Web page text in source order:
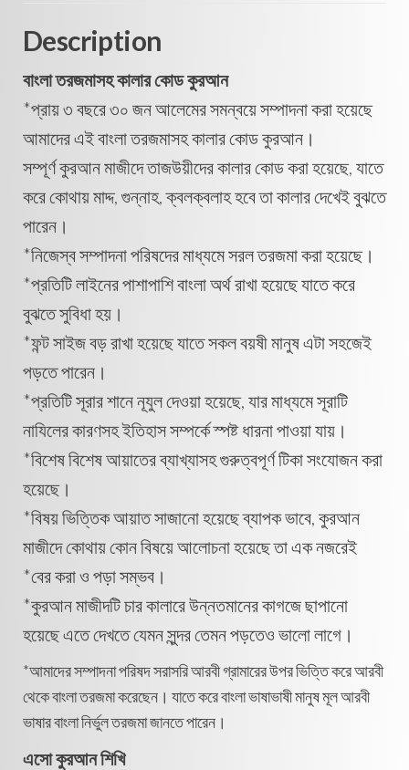
Description
বাংলা তরজমাসহ কালার কোড কুরআন
*প্রায় ৩ বছরে ৩০ জন আলেমের সমন্বয়ে সম্পাদনা করা হয়েছে
আমাদের এই বাংলা তরজমাসহ কালার কোড কুরআন।
সম্পূর্ণ কুরআন মাজীদে তাজউয়ীদের কালার কোড করা হয়েছে, যাতে
করে কোথায় মাদ্দ, গুন্নাহ, ক্বলক্বলাহ হবে তা কালার দেখেই বুঝতে
পারেন।
*নিজেস্ব সম্পাদনা পরিষদের মাধ্যমে সরল তরজমা করা হয়েছে।
*প্রতিটি লাইনের পাশাপাশি বাংলা অর্থ রাখা হয়েছে যাতে করে
বুঝতে সুবিধা হয়।
*ফন্ট সাইজ বড় রাখা হয়েছে যাতে সকল বয়ষী মানুষ এটা সহজেই
পড়তে পারেন।
*প্রতিটি সূরার শানে নূযুল দেওয়া হয়েছে, যার মাধ্যমে সূরাটি
নাযিলের কারণসহ ইতিহাস সম্পর্কে স্পষ্ট ধারনা পাওয়া যায়।
*বিশেষ বিশেষ আয়াতের ব্যাখ্যাসহ গুরুত্বপূর্ণ টিকা সংযোজন করা
হয়েছে।
*বিষয় ভিত্তিক আয়াত সাজানো হয়েছে ব্যাপক ভাবে, কুরআন
মাজীদে কোথায় কোন বিষয়ে আলোচনা হয়েছে তা এক নজরেই
*বের করা ও পড়া সম্ভব।
*কুরআন মাজীদটি চার কালারে উন্নতমানের কাগজে ছাপানো
হয়েছে এতে দেখতে যেমন সুন্দর তেমন পড়তেও ভালো লাগে।
*আমাদের সম্পাদনা পরিষদ সরাসরি আরবী গ্রামারের উপর ভিত্তি করে আরবী
থেকে বাংলা তরজমা করেছেন। যাতে করে বাংলা ভাষাভাষী মানুষ মূল আরবী
ভাষার বাংলা নির্ভুল তরজমা জানতে পারেন।
এসো কুরআন শিখি